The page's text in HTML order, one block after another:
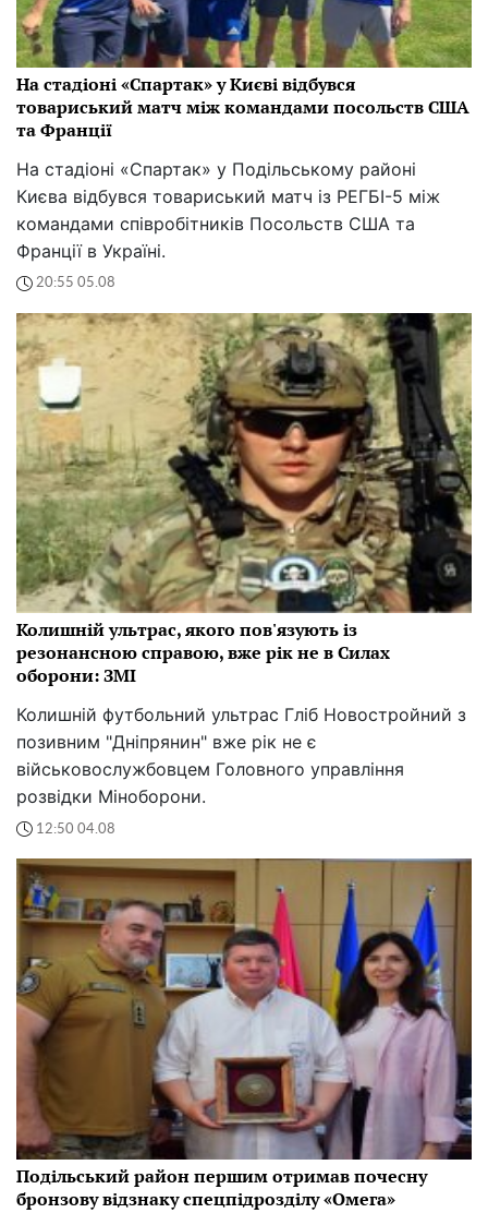
На стадіоні «Спартак» у Києві відбувся
товариський матч між командами посольств США
та Франції
На стадіоні «Спартак» у Подільському районі
Києва відбувся товариський матч із РЕГБІ-5 між
командами співробітників Посольств США та
Франції в Україні.
20:55 05.08
Колишній ультрас, якого пов'язують із
резонансною справою, вже рік не в Силах
оборони: ЗМІ
Колишній футбольний ультрас Гліб Новостройний з
позивним "Дніпрянин" вже рік не є
військовослужбовцем Головного управління
розвідки Міноборони.
12:50 04.08
Подільський район першим отримав почесну
бронзову відзнаку спецпідрозділу «Омега»